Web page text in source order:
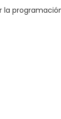
la